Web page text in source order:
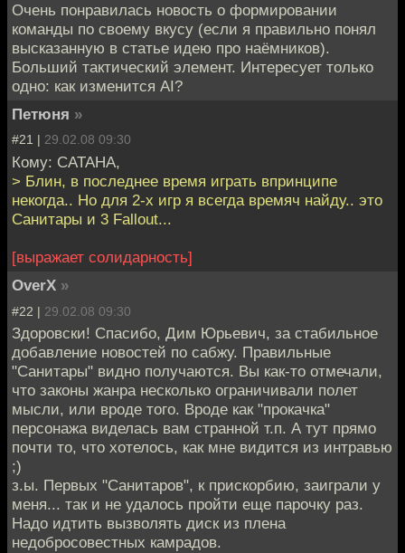
Очень понравилась новость о формировании
команды по своему вкусу (если я правильно понял
высказанную в статье идею про наёмников).
Больший тактический элемент. Интересует только
одно: как изменится AI?
Петюня »
#21 | 29.02.08 09:30
Кому: САТАНА,
> Блин, в последнее время играть впринципе
некогда.. Но для 2-х игр я всегда времяч найду.. это
Санитары и 3 Fallout...
[выражает солидарность]
OverX »
#22 | 29.02.08 09:30
Здоровски! Спасибо, Дим Юрьевич, за стабильное
добавление новостей по сабжу. Правильные
"Санитары" видно получаются. Вы как-то отмечали,
что законы жанра несколько ограничивали полет
мысли, или вроде того. Вроде как "прокачка"
персонажа виделась вам странной т.п. А тут прямо
почти то, что хотелось, как мне видится из интравью
;)
з.ы. Первых "Санитаров", к прискорбию, заиграли у
меня... так и не удалось пройти еще парочку раз.
Надо идтить вызволять диск из плена
недобросовестных камрадов.